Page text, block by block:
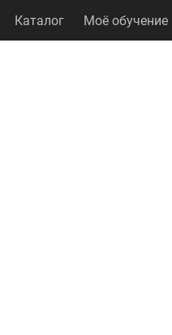
Каталог Моё обучение